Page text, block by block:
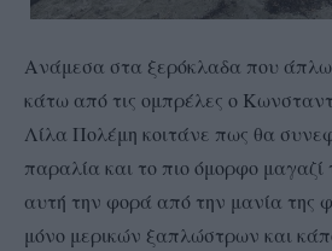
Ανάμεσα στα ξερόκλαδα που
κάτω από τις ομπρέλες ο
Λίλα Πολέμη κοιτάνε πως θα
παραλία και το πιο όμορφο
αυτή την φορά από την μανία της
μόνο μερικών ξαπλώστρων και